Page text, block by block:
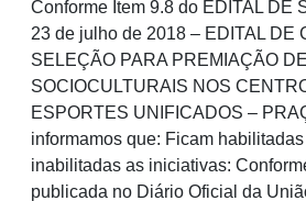
Conforme Item 9.8 do EDITAL DE
23 de julho de 2018 – EDITAL DE
SELEÇÃO PARA PREMIAÇÃO
SOCIOCULTURAIS NOS
ESPORTES UNIFICADOS –
informamos que: Ficam
inabilitadas as iniciativas:
publicada no Diário Oficial da